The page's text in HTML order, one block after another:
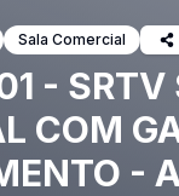
Sala Comercial
-
COM
-